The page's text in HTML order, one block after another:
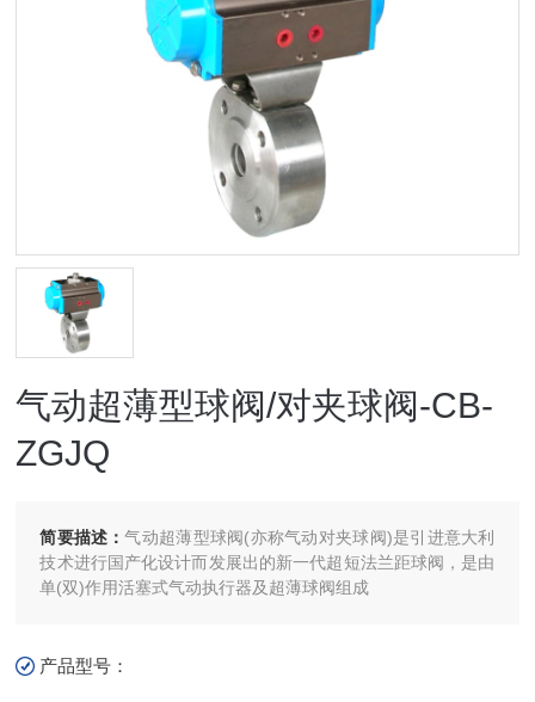
气动超薄型球阀/对夹球阀-CB-
ZGJQ
简要描述：气动超薄型球阀(亦称气动对夹球阀)是引进意大利
技术进行国产化设计而发展出的新一代超短法兰距球阀，是由
单(双)作用活塞式气动执行器及超薄球阀组成
产品型号：